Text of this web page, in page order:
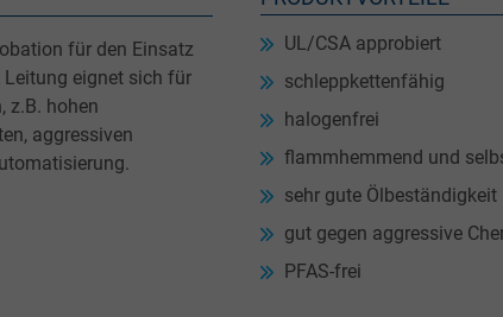
für den Einsatz
Leitung eignet sich für
z.B. hohen
aggressiven
UL/CSA approbiert
schleppkettenfähig
halogenfrei
flammhemmend und
sehr gute Ölbeständigkeit
gut gegen aggressive
PFAS-frei